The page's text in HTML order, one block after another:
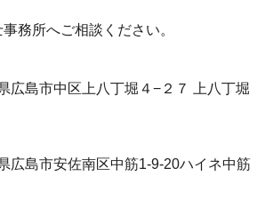
務所へご相談ください。
広島市中区上八丁堀４−２７ 上八丁堀
広島市安佐南区中筋1-9-20ハイネ中筋